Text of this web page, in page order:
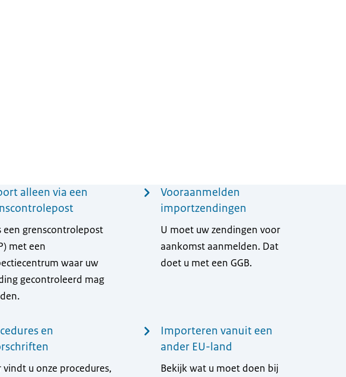
alleen via een
een grenscontrolepost
met een
waar uw
gecontroleerd mag
Vooraanmelden
importzendingen
U moet uw zendingen voor
aankomst aanmelden. Dat
doet u met een GGB.
en
vindt u onze procedures,
Importeren vanuit een
ander EU-land
Bekijk wat u moet doen bij